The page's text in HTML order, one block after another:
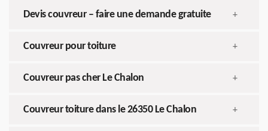
Devis couvreur – faire une demande gratuite +
Couvreur pour toiture +
Couvreur pas cher Le Chalon +
Couvreur toiture dans le 26350 Le Chalon +